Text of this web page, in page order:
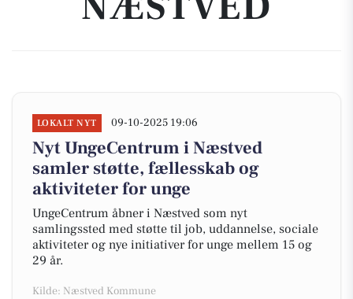
LOKALT NYT 09-10-2025 19:06
Nyt UngeCentrum i Næstved
samler støtte, fællesskab og
aktiviteter for unge
UngeCentrum åbner i Næstved som nyt
samlingssted med støtte til job, uddannelse, sociale
aktiviteter og nye initiativer for unge mellem 15 og
29 år.
Kilde: Næstved Kommune